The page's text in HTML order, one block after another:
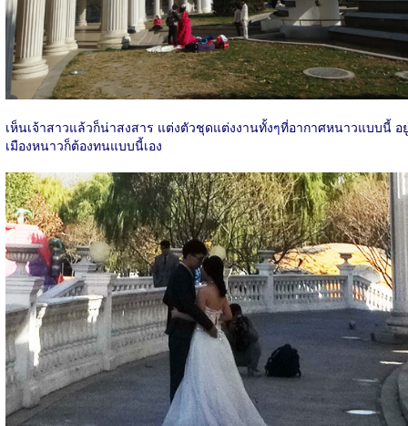
เห็นเจ้าสาวแล้วก็น่าสงสาร แต่งตัวชุดแต่งงานทั้งๆที่อากาศหนาวแบบนี้ อ
เมืองหนาวก็ต้องทนแบบนี้เอง